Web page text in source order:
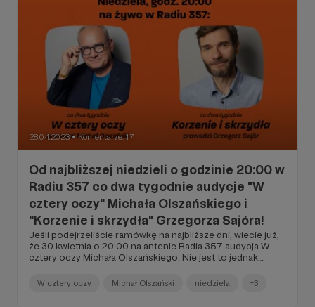
28.04.2023 ● Komentarze: 17
Od najbliższej niedzieli o godzinie 20:00 w
Radiu 357 co dwa tygodnie audycje "W
cztery oczy" Michała Olszańskiego i
"Korzenie i skrzydła" Grzegorza Sajóra!
Jeśli podejrzeliście ramówkę na najbliższe dni, wiecie już,
że 30 kwietnia o 20:00 na antenie Radia 357 audycja W
cztery oczy Michała Olszańskiego. Nie jest to jednak
żywo w Radiu 357! Szczegóły znajdziecie w poście
W cztery oczy Michał Olszański niedziela +3